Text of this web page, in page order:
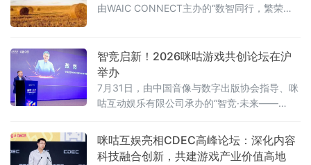
由WAIC CONNECT主办的“数智同行，繁荣共
净值决策者到场参与，覆盖制造、ICT、消费、
医疗、金融等关键领域。盛夏的上海，WAIC展
览馆人潮涌动，而企业家论坛的会场内同样座
无虚席。
智竞启新！2026咪咕游戏共创论坛在沪
举办
7月31日，由中国音像与数字出版协会指导、咪
咕互动娱乐有限公司承办的“智竞·未来——
局推动高品质益智健
咪咕互娱亮相CDEC高峰论坛：深化内容
科技融合创新，共建游戏产业价值高地